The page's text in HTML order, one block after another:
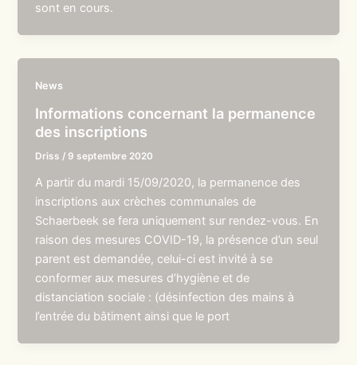
sont en cours.
News
Informations concernant la permanence
des inscriptions
Driss / 9 septembre 2020
A partir du mardi 15/09/2020, la permanence des
inscriptions aux crèches communales de
Schaerbeek se fera uniquement sur rendez-vous. En
raison des mesures COVID-19, la présence d’un seul
parent est demandée, celui-ci est invité à se
conformer aux mesures d’hygiène et de
distanciation sociale : (désinfection des mains à
l’entrée du bâtiment ainsi que le port